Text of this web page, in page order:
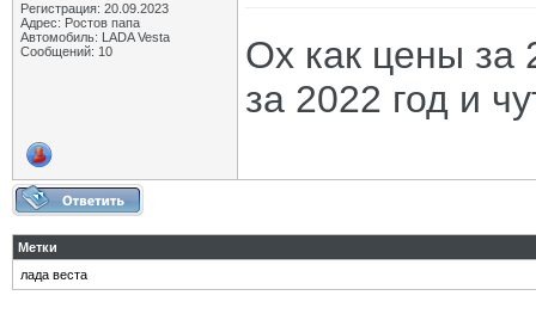
Регистрация: 20.09.2023
Адрес: Ростов папа
Автомобиль: LADA Vesta
Сообщений: 10
Ох как цены за
за 2022 год и
Метки
лада веста